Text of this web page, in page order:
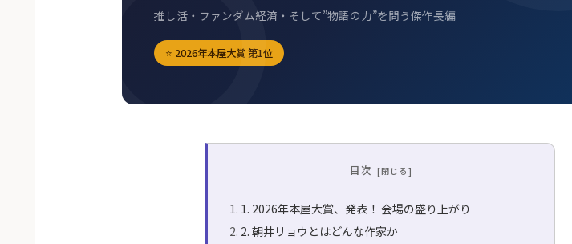
推し活・ファンダム経済・そして”物語の力”を問う傑作長編
⭐ 2026年本屋大賞 第1位
目次
1. 2026年本屋大賞、発表！ 会場の盛り上がり
2. 朝井リョウとはどんな作家か